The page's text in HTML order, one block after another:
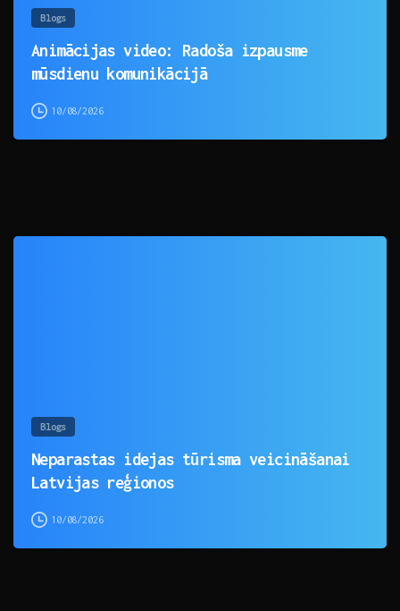
Blogs
Animācijas video: Radoša izpausme
mūsdienu komunikācijā
10/08/2026
Blogs
Neparastas idejas tūrisma veicināšanai
Latvijas reģionos
10/08/2026